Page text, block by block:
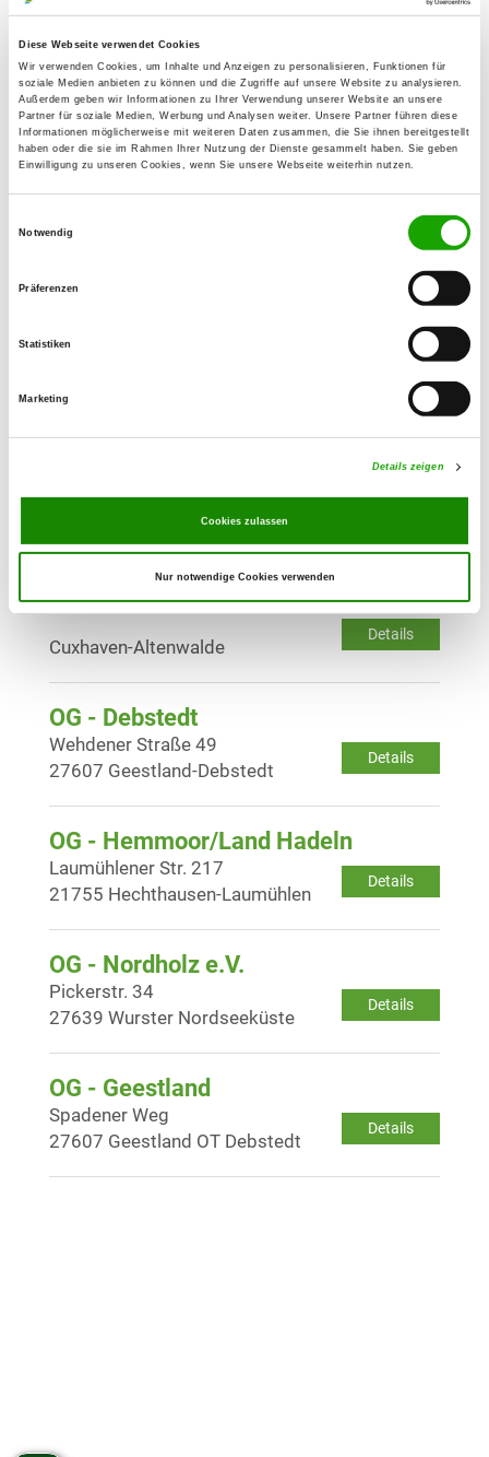
Diese Webseite verwendet Cookies
Wir verwenden Cookies, um Inhalte und Anzeigen zu personalisieren, Funktionen für
soziale Medien anbieten zu können und die Zugriffe auf unsere Website zu analysieren.
Außerdem geben wir Informationen zu Ihrer Verwendung unserer Website an unsere
Partner für soziale Medien, Werbung und Analysen weiter. Unsere Partner führen diese
Informationen möglicherweise mit weiteren Daten zusammen, die Sie ihnen bereitgestellt
haben oder die sie im Rahmen Ihrer Nutzung der Dienste gesammelt haben. Sie geben
Einwilligung zu unseren Cookies, wenn Sie unsere Webseite weiterhin nutzen.
Notwendig
Präferenzen
Statistiken
Marketing
Details zeigen
Cookies zulassen
Nur notwendige Cookies verwenden
OG - Wedel/Holst.
Details
Gnäterkuhlenweg 75
22880 Wedel
OG - Bremerhaven
Details
Siebenbergensweg 60
Details
Zevener Str. 90
OG - Cadenberge/Wingst e.V.
30
OG - Cuxhaven e.V.
Details
Cuxhaven-Altenwalde
OG - Debstedt
Details
Wehdener Straße 49
27607 Geestland-Debstedt
OG - Hemmoor/Land Hadeln
Details
Laumühlener Str. 217
21755 Hechthausen-Laumühlen
OG - Nordholz e.V.
Details
Pickerstr. 34
27639 Wurster Nordseeküste
OG - Geestland
Details
Spadener Weg
27607 Geestland OT Debstedt